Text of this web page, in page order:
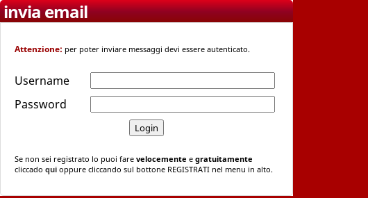
invia email
Attenzione: per poter inviare messaggi devi essere autenticato.
Username
Password
Se non sei registrato lo puoi fare velocemente e gratuitamente
cliccado qui oppure cliccando sul bottone REGISTRATI nel menu in alto.